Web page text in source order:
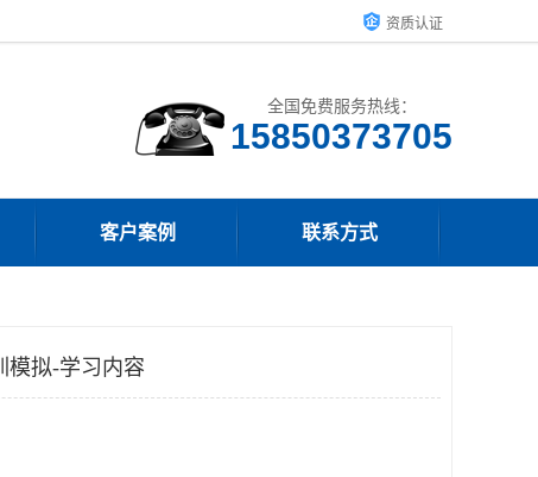
资质认证
全国免费服务热线：
15850373705
客户案例 联系方式
模拟-学习内容